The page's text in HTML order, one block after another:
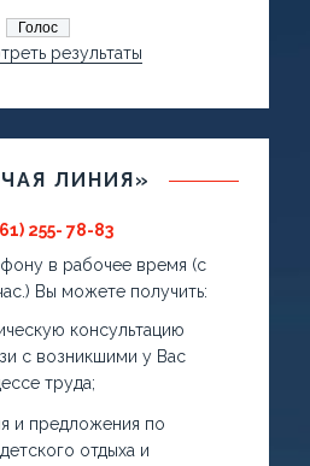
результаты
ЛИНИЯ»
255- 78-83
в рабочее время (с
Вы можете получить:
консультацию
с возникшими у Вас
труда;
и предложения по
отдыха и